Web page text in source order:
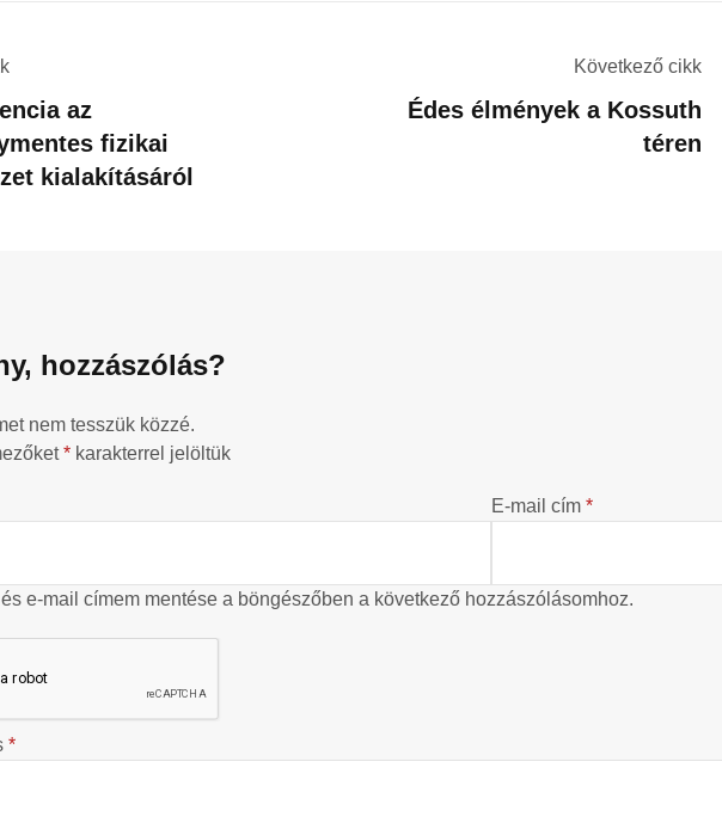
az
fizikai
kialakításáról
Következő cikk
Édes élmények a Kossuth
téren
hozzászólás?
nem tesszük közzé.
* karakterrel jelöltük
E-mail cím *
e-mail címem mentése a böngészőben a következő hozzászólásomhoz.
*